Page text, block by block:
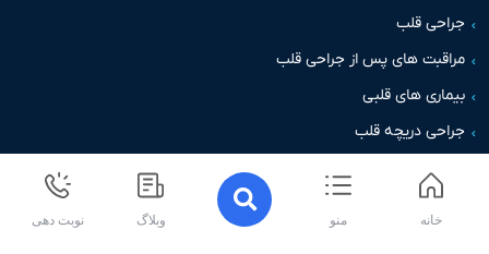
قلب
های پس از جراحی قلب
های قلبی
دریچه قلب
نوبت دهی